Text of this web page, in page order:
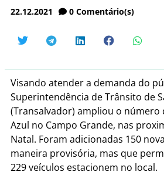
22.12.2021 0 Comentário(s)
Visando atender a demanda do
Superintendência de Trânsito de
(Transalvador) ampliou o número
Azul no Campo Grande, nas
Natal. Foram adicionadas 150
maneira provisória, mas que
229 veículos estacionem no local.